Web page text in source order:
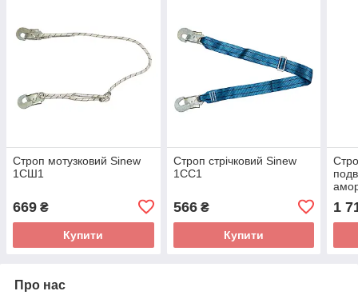
Строп мотузковий Sinew
1СШ1
669 ₴
Купити
Строп стрічковий Sinew
1СС1
566₴
Купити
1
Про нас